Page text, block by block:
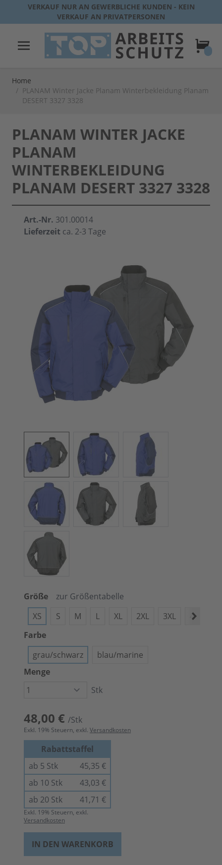
Direkt zum Inhalt
VERKAUF NUR AN GEWERBLICHE KUNDEN - KEIN
VERKAUF AN PRIVATPERSONEN
Home
/ PLANAM Winter Jacke Planam Winterbekleidung Planam
DESERT 3327 3328
PLANAM WINTER JACKE
PLANAM
WINTERBEKLEIDUNG
PLANAM DESERT 3327 3328
Art.-Nr. 301.00014
Lieferzeit ca. 2-3 Tage
Größe
zur Größentabelle
XS
S M L XL 2XL 3XL 4XL
Farbe
grau/schwarz
blau/marine
Menge
Stk
48,00 € /Stk
Exkl. 19% Steuern, exkl. Versandkosten
Rabattstaffel
ab 5 Stk
45,35 €
ab 10 Stk
43,03 €
ab 20 Stk
41,71 €
Exkl. 19% Steuern, exkl.
Versandkosten
IN DEN WARENKORB